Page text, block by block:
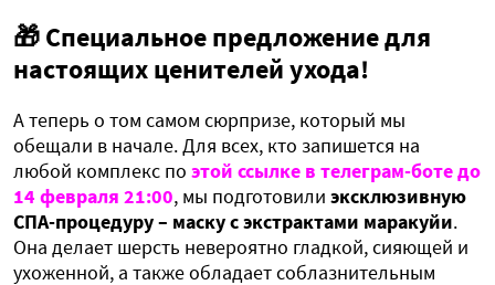
🎁Специальное предложение для
настоящих ценителей ухода!
А теперь о том самом сюрпризе, который мы
обещали в начале. Для всех, кто запишется на
любой комплекс по этой ссылке в телеграм-боте до
14 февраля 21:00, мы подготовили эксклюзивную
СПА-процедуру – маску с экстрактами маракуйи.
Она делает шерсть невероятно гладкой, сияющей и
ухоженной, а также обладает соблазнительным